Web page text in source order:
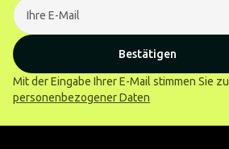
Bestätigen
Mit der Eingabe Ihrer E-Mail stimmen Sie zu
personenbezogener Daten